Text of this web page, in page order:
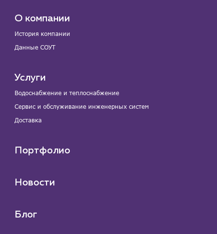
О компании
История компании
Данные СОУТ
Услуги
Водоснабжение и теплоснабжение
Сервис и обслуживание инженерных систем
Доставка
Портфолио
Новости
Блог